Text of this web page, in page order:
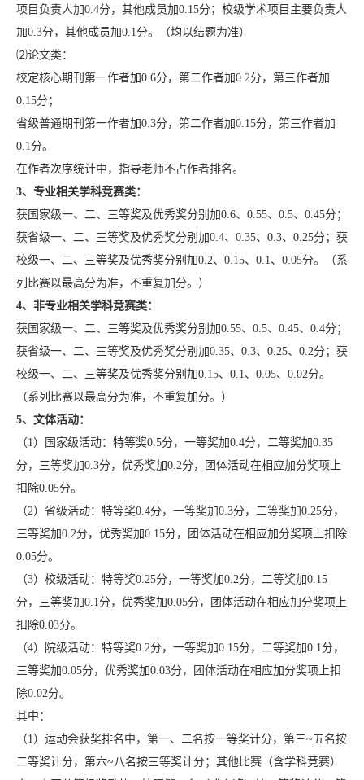
项目负责人加0.4分，其他成员加0.15分；校级学术项目主要负责人
加0.3分，其他成员加0.1分。（均以结题为准）
⑵论文类：
校定核心期刊第一作者加0.6分，第二作者加0.2分，第三作者加
0.15分；
省级普通期刊第一作者加0.3分，第二作者加0.15分，第三作者加
0.1分。
在作者次序统计中，指导老师不占作者排名。
3、专业相关学科竞赛类：
获国家级一、二、三等奖及优秀奖分别加0.6、0.55、0.5、0.45分；
获省级一、二、三等奖及优秀奖分别加0.4、0.35、0.3、0.25分；获
校级一、二、三等奖及优秀奖分别加0.2、0.15、0.1、0.05分。（系
列比赛以最高分为准，不重复加分。）
4、非专业相关学科竞赛类：
获国家级一、二、三等奖及优秀奖分别加0.55、0.5、0.45、0.4分；
获省级一、二、三等奖及优秀奖分别加0.35、0.3、0.25、0.2分；获
校级一、二、三等奖及优秀奖分别加0.15、0.1、0.05、0.02分。
（系列比赛以最高分为准，不重复加分。）
5、文体活动：
（1）国家级活动：特等奖0.5分，一等奖加0.4分，二等奖加0.35
分，三等奖加0.3分，优秀奖加0.2分，团体活动在相应加分奖项上
扣除0.05分。
（2）省级活动：特等奖0.4分，一等奖加0.3分，二等奖加0.25分，
三等奖加0.2分，优秀奖加0.15分，团体活动在相应加分奖项上扣除
0.05分。
（3）校级活动：特等奖0.25分，一等奖加0.2分，二等奖加0.15
分，三等奖加0.1分，优秀奖加0.05分，团体活动在相应加分奖项上
扣除0.03分。
（4）院级活动：特等奖0.2分，一等奖加0.15分，二等奖加0.1分，
三等奖加0.05分，优秀奖加0.03分，团体活动在相应加分奖项上扣
除0.02分。
其中：
（1）运动会获奖排名中，第一、二名按一等奖计分，第三~五名按
二等奖计分，第六~八名按三等奖计分；其他比赛（含学科竞赛）